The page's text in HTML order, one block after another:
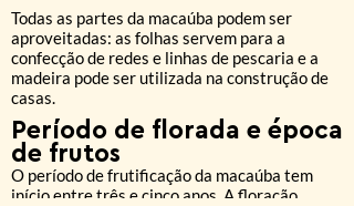
Todas as partes da macaúba podem ser
aproveitadas: as folhas servem para a
confecção de redes e linhas de pescaria e a
madeira pode ser utilizada na construção de
casas.
Período de florada e época
de frutos
O período de frutificação da macaúba tem
início entre três e cinco anos. A floração